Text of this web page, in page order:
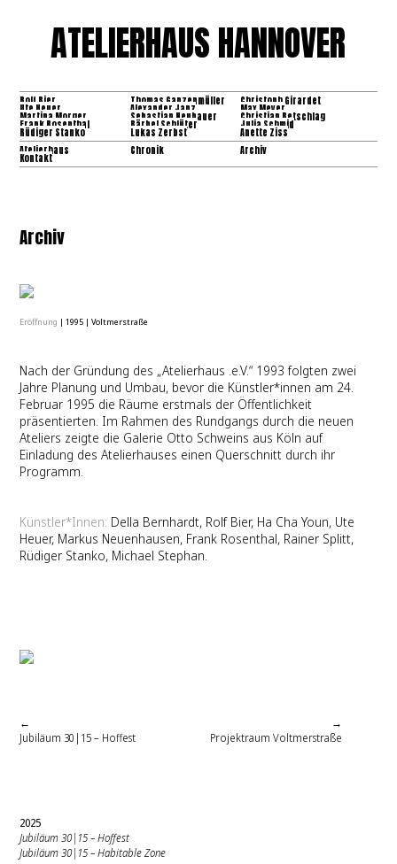
ATELIERHAUS HANNOVER
Rolf Bier Thomas Ganzenmüller Christoph Girardet
Ute Heuer Alexander Janz Max Meyer
Martina Morger Sebastian Neubauer Christian Retschlag
Frank Rosenthal Bärbel Schlüter Julia Schmid
Rüdiger Stanko Lukas Zerbst
Anette Ziss
Atelierhaus
Chronik Archiv
Kontakt
Archiv
Eröffnung |1995 |Voltmerstraße
Nach der Gründung des „Atelierhaus .e.V.“ 1993 folgten zwei
Jahre Planung und Umbau, bevor die Künstler*innen am 24.
Februar 1995 die Räume erstmals der Öffentlichkeit
präsentierten. Im Rahmen des Rundgangs durch die neuen
Ateliers zeigte die Galerie Otto Schweins aus Köln auf
Einladung des Atelierhauses einen Querschnitt durch ihr
Programm.
Künstler*Innen: Della Bernhardt, Rolf Bier, Ha Cha Youn, Ute
Heuer, Markus Neuenhausen, Frank Rosenthal, Rainer Splitt,
Rüdiger Stanko, Michael Stephan.
←
Jubiläum 30|15 – Hoffest
→
Projektraum Voltmerstraße
2025
Jubiläum 30|15 – Hoffest
Jubiläum 30|15 – Habitable Zone